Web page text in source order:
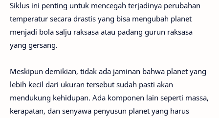
Siklus ini penting untuk mencegah terjadinya perubahan
temperatur secara drastis yang bisa mengubah planet
menjadi bola salju raksasa atau padang gurun raksasa
yang gersang.
Meskipun demikian, tidak ada jaminan bahwa planet yang
lebih kecil dari ukuran tersebut sudah pasti akan
mendukung kehidupan. Ada komponen lain seperti massa,
kerapatan, dan senyawa penyusun planet yang harus